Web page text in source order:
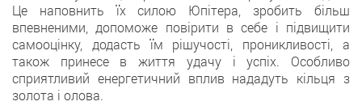
Це наповнить їх силою Юпітера, зробить більш
впевненими, допоможе повірити в себе і підвищити
самооцінку, додасть їм рішучості, проникливості, а
також принесе в життя удачу і успіх. Особливо
сприятливий енергетичний вплив нададуть кільця з
золота і олова.